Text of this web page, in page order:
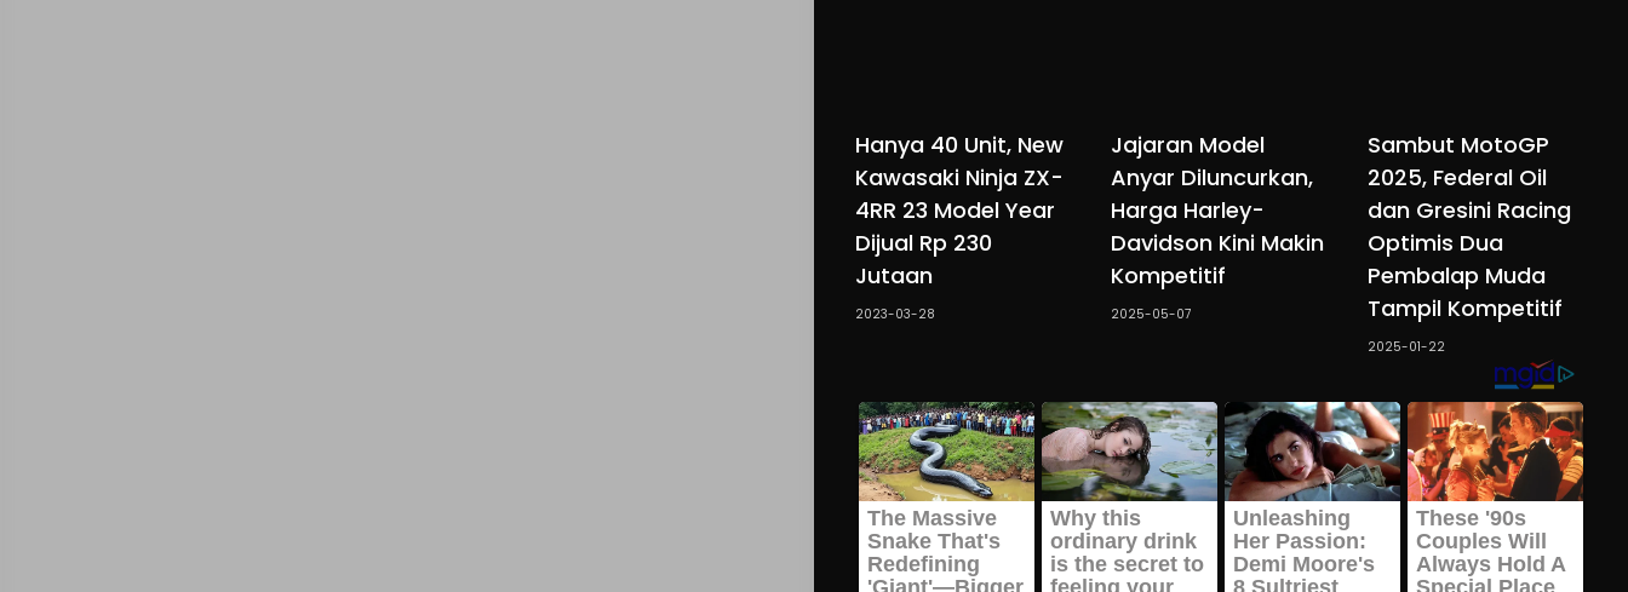
Hanya 40 Unit, New
Kawasaki Ninja ZX-
4RR 23 Model Year
Dijual Rp 230
Jutaan
2023-03-28
Jajaran Model
Anyar Diluncurkan,
Harga Harley-
Davidson Kini Makin
Kompetitif
2025-05-07
Sambut MotoGP
2025, Federal Oil
dan Gresini Racing
Optimis Dua
Pembalap Muda
Tampil Kompetitif
2025-01-22